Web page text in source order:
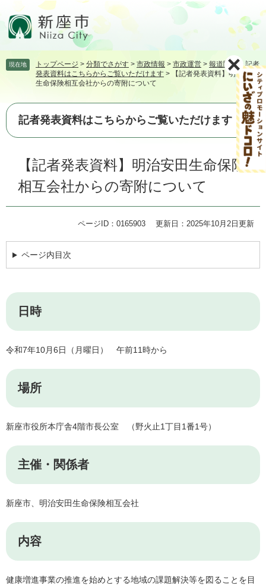
頭飛
て
文
現在地 トップページ > 分類でさがす > 市政情報 > 市政運営 > 報道関係>記者
発表資料はこちらからご覧いただけます >
【記者発表資料】明治安田
生命保険相互会社からの寄附について
記者発表資料はこちらからご覧いただけます
【記者発表資料】明治安田生命保険
相互会社からの寄附について
ページID：0165903 更新日：2025年10月2日更新
ページ内目次
日時
令和7年10月6日（月曜日） 午前11時から
場所
新座市役所本庁舎4階市長公室 （野火止1丁目1番1号）
主催・関係者
新座市、明治安田生命保険相互会社
内容
健康増進事業の推進を始めとする地域の課題解決等を図ることを目